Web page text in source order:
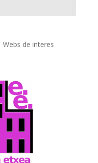
Webs de interes